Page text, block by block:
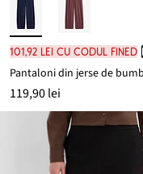
101,92 lei cu codul FINED
119,90 lei